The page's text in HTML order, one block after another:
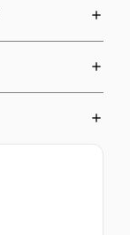
add
add
add